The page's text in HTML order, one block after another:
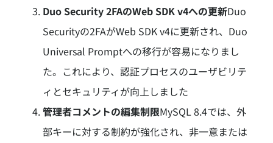
Duo Security 2FAのWeb SDK v4への更新Duo
Securityの2FAがWeb SDK v4に更新され、Duo
Universal Promptへの移行が容易になりまし
た。 これにより、認証プロセスのユーザビリテ
ィとセキュリティが向上しました
管理者コメントの編集制限MySQL 8.4では、外
部キーに対する制約が強化され、非一意または